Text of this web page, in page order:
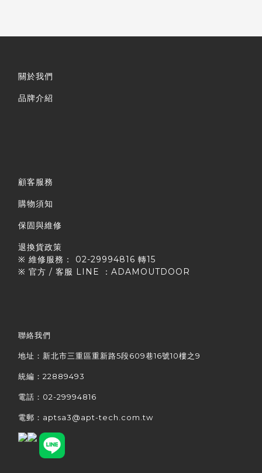
關於我們
品牌介紹
顧客服務
購物須知
保固與維修
退換貨政策
※ 維修服務： 02-29994816 轉15
※ 官方 / 客服 LINE ：ADAMOUTDOOR
聯絡我們
地址：新北市三重區重新路5段609巷16號10樓之9
統編：22889493
電話：02-29994816
電郵：aptsa3@apt-tech.com.tw